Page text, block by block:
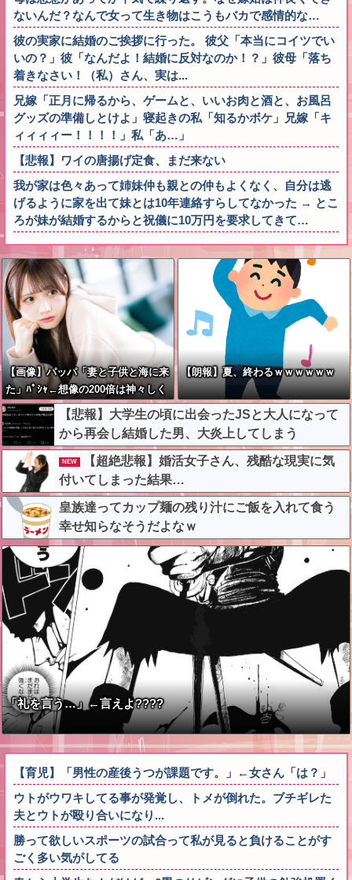
ないんだ？なんで女って生き物はこうもバカで感情的な…
彼の実家に結婚のご挨拶に行った。 彼父「本当にコイツでい
いの？」彼「なんだよ！結婚に反対なのか！？」彼母「落ち
着きなさい！（私）さん、実は...
兄嫁「正月に帰るから、ゲームと、いいお肉と酒と、お風呂
グッズの準備しとけよ」寝起きの私「知るかボケ」兄嫁「キ
ィィィィー！！！！」私「あ…」
【悲報】ワイの唐揚げ定食、まだ来ない
我が家は色々あって姉妹仲も親との仲もよくなく、自分は逃
げるように家を出て妹とは10年連絡すらしてなかった → とこ
ろが妹が結婚するからと祝儀に10万円を要求してきて…
【画像】パッパ「妻と子供と海に来
た」ﾊﾟｼｬ←想像の200倍は神々しく
て草
【朗報】夏、終わるｗｗｗｗｗｗ
【悲報】大学生の頃に出会ったJSと大人になって
から再会し結婚した男、大炎上してしまう
NEW
【超絶悲報】婚活女子さん、残酷な現実に気
付いてしまった結果…
皇族達ってカップ麺の残り汁にご飯を入れて食う
幸せ知らなそうだよなｗ
「礼を言う…」←言えよ????
【育児】「男性の産後うつが課題です。」←女さん「は？」
ウトがウワキしてる事が発覚し、トメが倒れた。ブチギレた
夫とウトが殴り合いになり...
勝って欲しいスポーツの試合って私が見ると負けることがす
ごく多い気がしてる